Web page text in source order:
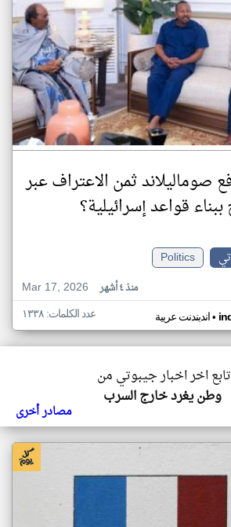
صوماليلاند ثمن الاعتراف عبر
قواعد إسرائيلية؟
Politics
Mar 17, 2026
منذ ٤ أشهر
اندبندنت عربية• عدد الكلمات: ١٣٣٨
تابع اخر اخبار جيبوتي من
وطن يغرد خارج السرب
مصادر أخرى